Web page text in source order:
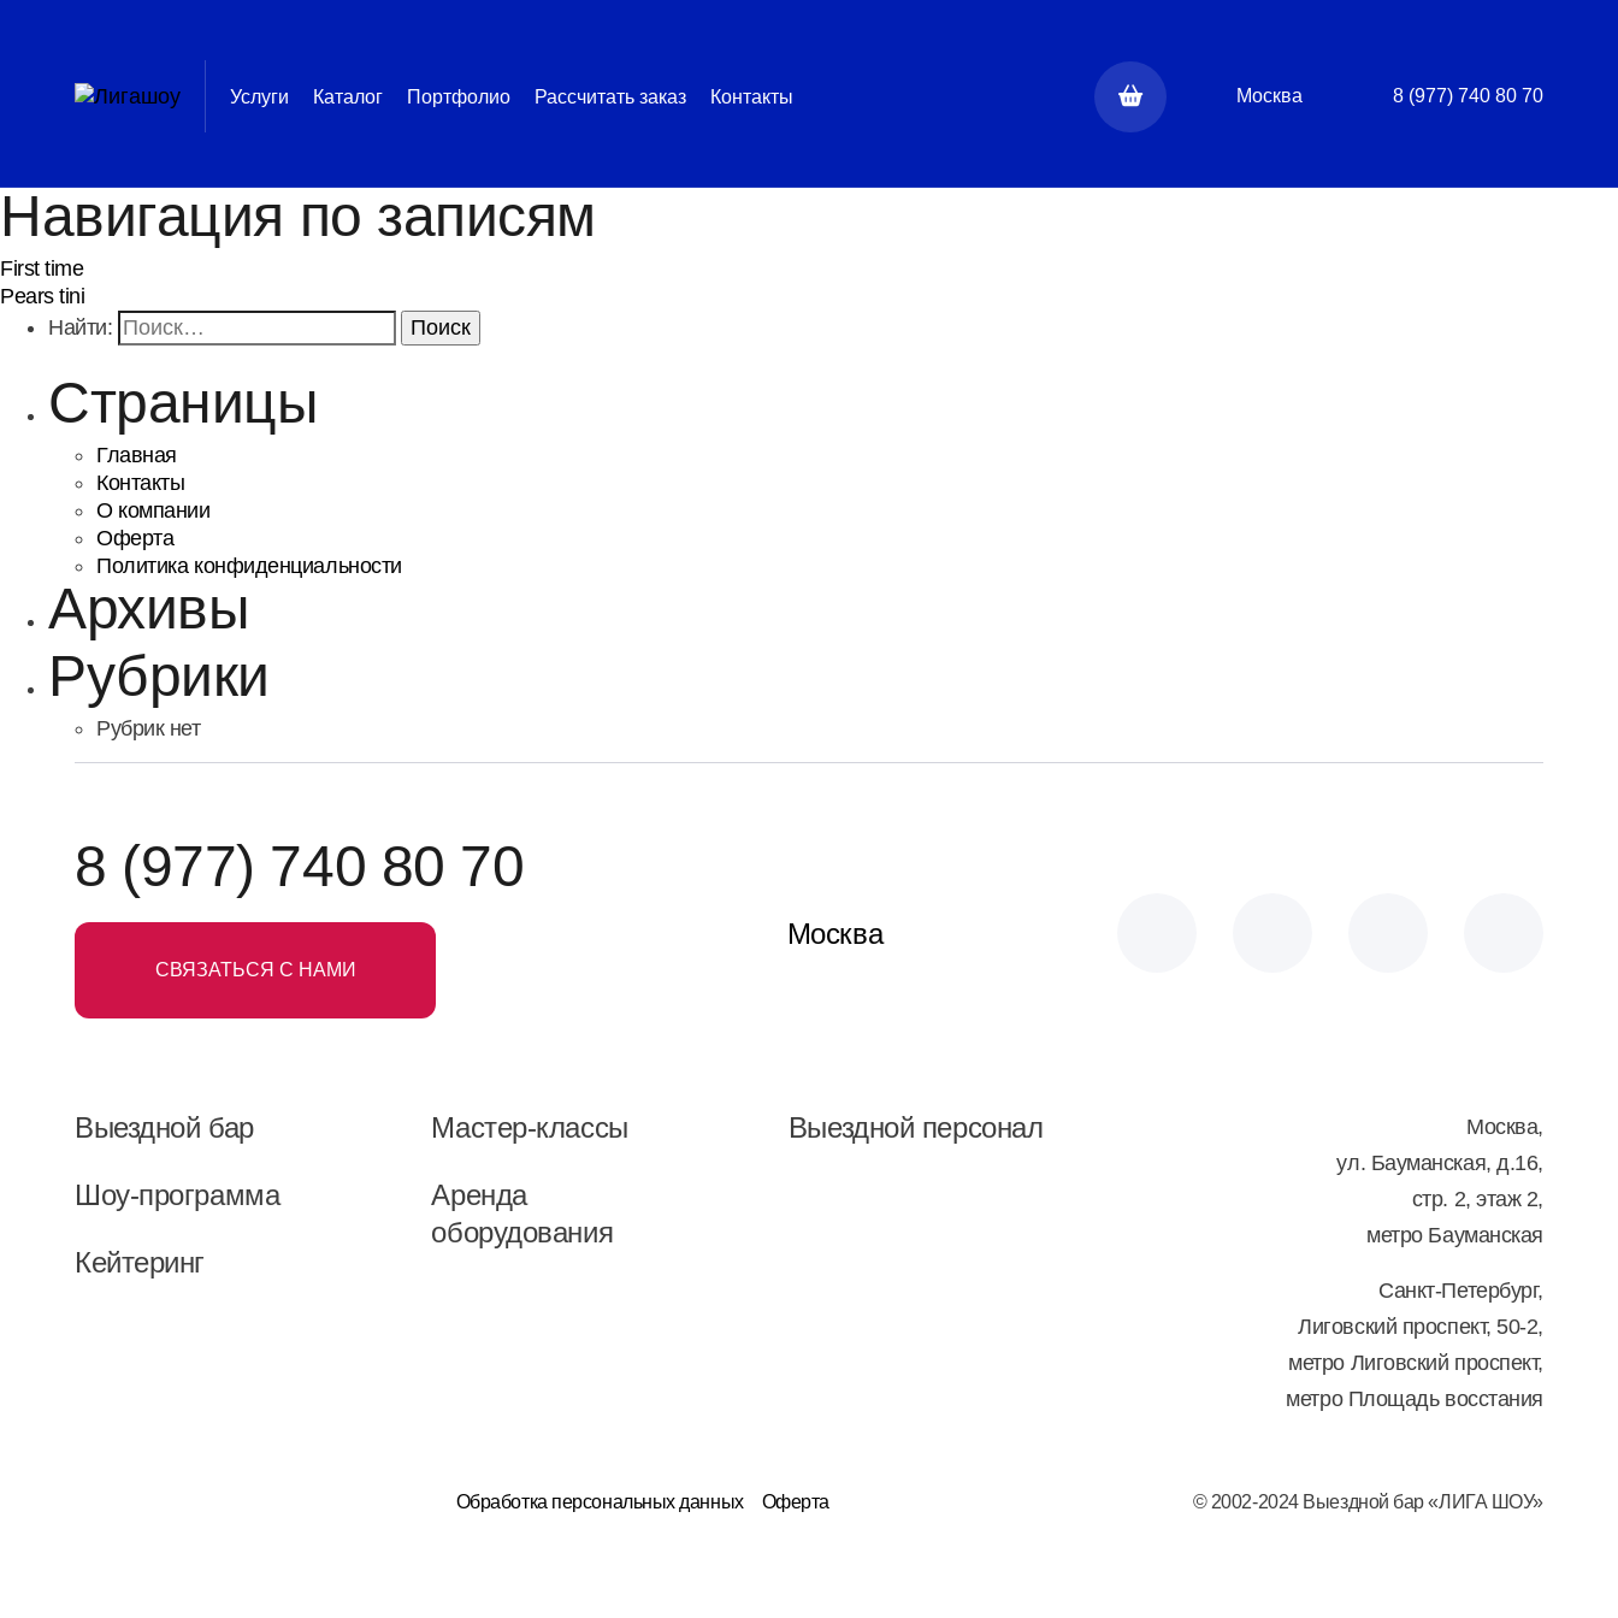
Услуги Каталог Портфолио Рассчитать заказ Контакты Москва 8 (977) 740 80 70
Навигация по записям
First time
Pears tini
Найти:
Страницы
Главная
Контакты
О компании
Оферта
Политика конфиденциальности
Архивы
Рубрики
Рубрик нет
8 (977) 740 80 70
СВЯЗАТЬСЯ С НАМИ
Москва
Выездной бар
Шоу-программа
Кейтеринг
Мастер-классы
Аренда
оборудования
Выездной персонал
Москва,
ул. Бауманская, д.16,
стр. 2, этаж 2,
метро Бауманская
Санкт-Петербург,
Лиговский проспект, 50-2,
метро Лиговский проспект,
метро Площадь восстания
Обработка персональных данных Оферта © 2002-2024 Выездной бар «ЛИГА ШОУ»